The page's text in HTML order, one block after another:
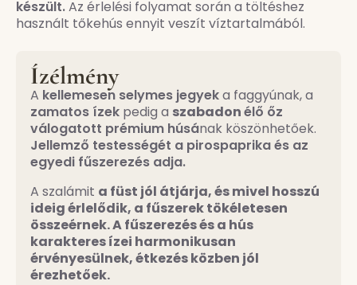
készült.Az érlelési folyamat során a töltéshez
használt tőkehús ennyit veszít víztartalmából.
Ízélmény
A kellemesen selymes jegyeka faggyúnak, a
zamatos ízek pedig a szabadonélő őz
válogatott prémium húsának köszönhetőek.
Jellemző testességét a pirospaprika és az
egyedi fűszerezés adja.
A szalámit a füst jól átjárja, és mivel hosszú
ideig érlelődik, a fűszerek tökéletesen
összeérnek. A fűszerezés és a hús
karakteres ízei harmonikusan
érvényesülnek, étkezés közben jól
érezhetőek.